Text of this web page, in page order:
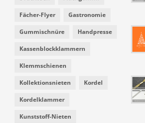
Fächer-Flyer Gastronomie
Gummischnüre Handpresse
Kassenblockklammern
Klemmschienen
Kollektionsnieten Kordel
Kordelklammer
Kunststoff-Nieten